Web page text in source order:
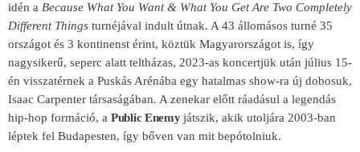
idén a Because What You Want & What You Get Are Two Completely
Different Things turnéjával indult útnak. A 43 állomásos turné 35
országot és 3 kontinenst érint, köztük Magyarországot is, így
nagysikerű, seperc alatt teltházas, 2023-as koncertjük után július 15-
én visszatérnek a Puskás Arénába egy hatalmas show-ra új dobosuk,
Isaac Carpenter társaságában. A zenekar előtt ráadásul a legendás
hip-hop formáció, a Public Enemyjátszik, akik utoljára 2003-ban
léptek fel Budapesten, így bőven van mit bepótolniuk.